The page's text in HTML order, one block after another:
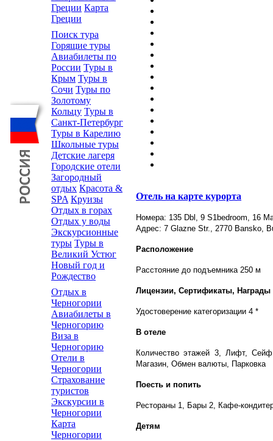
Греции Карта
Греции
Поиск тура
Горящие туры
Авиабилеты по
России Туры в
Крым Туры в
Сочи Туры по
Золотому
Кольцу Туры в
Санкт-Петербург
Туры в Карелию
Школьные туры
Детские лагеря
Городские отели
Загородный
отдых Красота &
SPA Круизы
Отдых в горах
Отдых у воды
Экскурсионные
туры Туры в
Великий Устюг
Новый год и
Рождество
Отдых в
Черногории
Авиабилеты в
Черногорию
Виза в
Черногорию
Отели в
Черногории
Страхование
туристов
Экскурсии в
Черногории
Карта
Черногории
Отель на карте курорта
Номера: 135 Dbl, 9 S1bedroom, 16
Адрес: 7 Glazne Str., 2770 Bansko,
Расположение
Расстояние до подъемника 250 м
Лицензии, Сертификаты, Награды
Удостоверение категоризации 4 *
В отеле
Количество этажей 3, Лифт,
Магазин, Обмен валюты, Парковка
Поесть и попить
Рестораны 1, Бары 2, Кафе-
Детям